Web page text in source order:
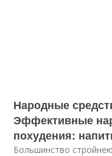
Народные
Эффективные
похудения:
Большинство